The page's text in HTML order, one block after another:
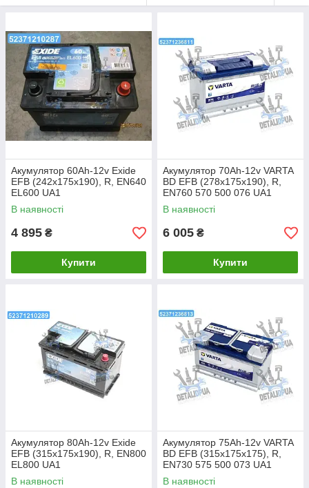
Акумулятор 60Ah-12v Exide
EFB (242х175х190), R, EN640
EL600 UA1
В наявності
4 895 ₴
Купити
Акумулятор 70Ah-12v VARTA
BD EFB (278х175х190), R,
EN760 570 500 076 UA1
В наявності
6 005 ₴
Купити
Акумулятор 80Ah-12v Exide
EFB (315х175х190), R, EN800
EL800 UA1
В наявності
Акумулятор 75Ah-12v VARTA
BD EFB (315х175х175), R,
EN730 575 500 073 UA1
В наявності